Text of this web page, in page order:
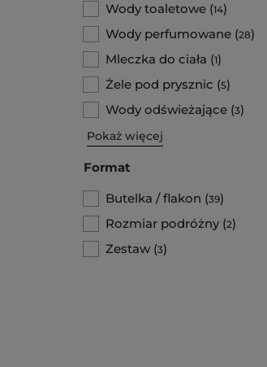
Wody toaletowe (14)
Wody perfumowane (28)
Mleczka do ciała (1)
Żele pod prysznic (5)
Wody odświeżające (3)
Pokaż więcej
Format
Butelka / flakon (39)
Rozmiar podróżny (2)
Zestaw (3)